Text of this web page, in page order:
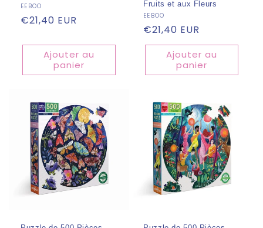
Fournisseur :
EEBOO
Prix
€21,40 EUR
Ajouter au
panier
Fruits et aux Fleurs
Fournisseur :
EEBOO
Prix
habituel
€21,40 EUR
Ajouter au
panier